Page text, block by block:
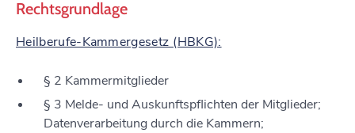
Rechtsgrundlage
Heilberufe-Kammergesetz (HBKG):
§ 2 Kammermitglieder
§ 3 Melde- und Auskunftspflichten der Mitglieder;
Datenverarbeitung durch die Kammern;